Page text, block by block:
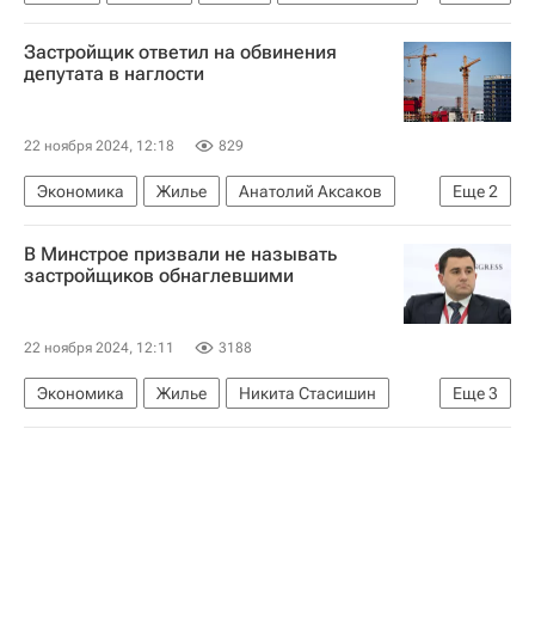
Девелоперы
Застройщик ответил на обвинения
депутата в наглости
22 ноября 2024, 12:18 829
Еще2
Экономика Жилье
Анатолий Аксаков
Российский союз промышленников и предпринимателей
Строительство
В Минстрое призвали не называть
застройщиков обнаглевшими
22 ноября 2024, 12:11 3188
Еще3
Экономика Жилье
Никита Стасишин
Анатолий Аксаков